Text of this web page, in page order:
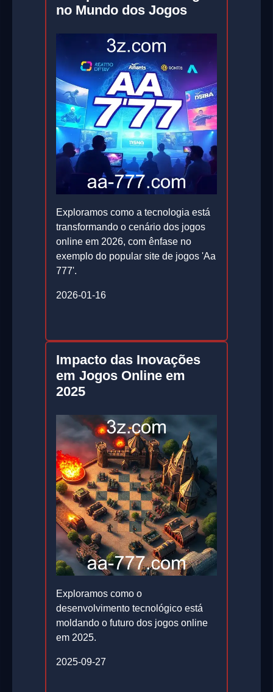
no Mundo dos Jogos
Exploramos como a tecnologia está
transformando o cenário dos jogos
online em 2026, com ênfase no
exemplo do popular site de jogos 'Aa
777'.
2026-01-16
Impacto das Inovações
em Jogos Online em
2025
Exploramos como o
desenvolvimento tecnológico está
moldando o futuro dos jogos online
em 2025.
2025-09-27